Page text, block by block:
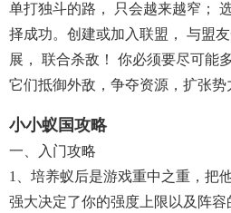
单打独斗的路， 只会越来越窄；
择成功。创建或加入联盟， 与盟
展， 联合杀敌！ 你必须要尽可能
它们抵御外敌，争夺资源，扩张势
小小蚁国攻略
一、入门攻略
1、培养蚁后是游戏重中之重，把
强大决定了你的强度上限以及阵